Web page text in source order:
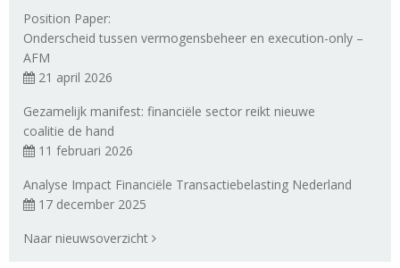
Position Paper:
Onderscheid tussen vermogensbeheer en execution-only –
AFM
21 april 2026
Gezamelijk manifest: financiële sector reikt nieuwe
coalitie de hand
11 februari 2026
Analyse Impact Financiële Transactiebelasting Nederland
17 december 2025
Naar nieuwsoverzicht